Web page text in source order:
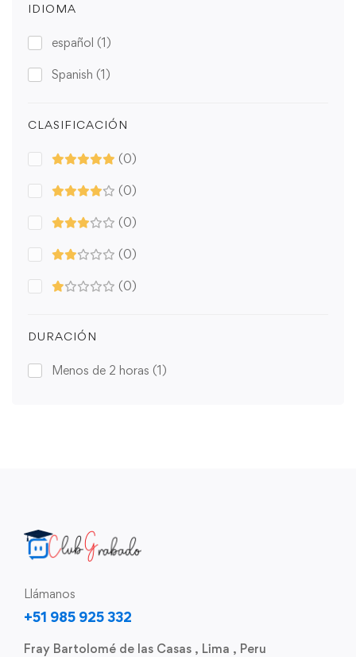
IDIOMA
español (1)
Spanish (1)
CLASIFICACIÓN
(0)
(0)
(0)
(0)
(0)
DURACIÓN
Menos de 2 horas (1)
Llámanos
+51 985 925 332
Fray Bartolomé de las Casas , Lima , Peru